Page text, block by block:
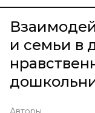
и семьи в